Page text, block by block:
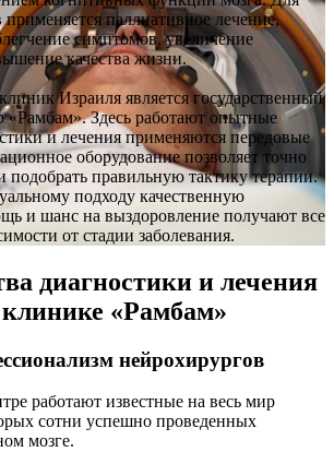
паллиативное лечение,
симптомов, увеличение
качества жизни.
Израиля является государственный
«Рамбам». Здесь работают опытные
и лечения применяются передовые
оборудование позволяет точно
подобрать правильную тактику терапии.
подходу качественную
и шанс на выздоровление получают все
от стадии заболевания.
диагностики и лечения
«Рамбам»
нейрохирургов
работают известные на весь мир
сотни успешно проведенных
мозге.